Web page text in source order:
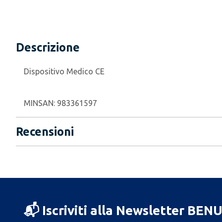
Descrizione
Dispositivo Medico CE
MINSAN: 983361597
Recensioni
📬 Iscriviti alla Newsletter BENU